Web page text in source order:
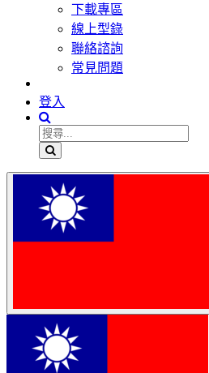
下載專區
線上型錄
聯絡諮詢
常見問題
登入